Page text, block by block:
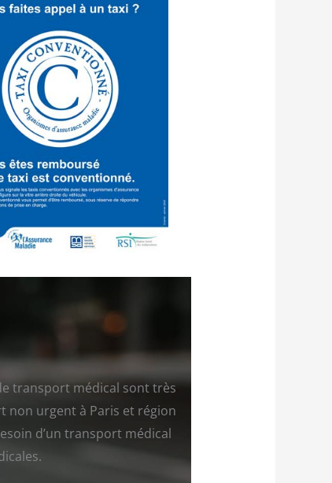
transport médical sont très
non urgent à Paris et région
d’un transport médical